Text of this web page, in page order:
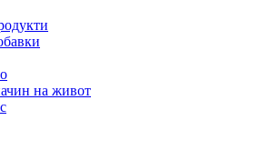
на живот